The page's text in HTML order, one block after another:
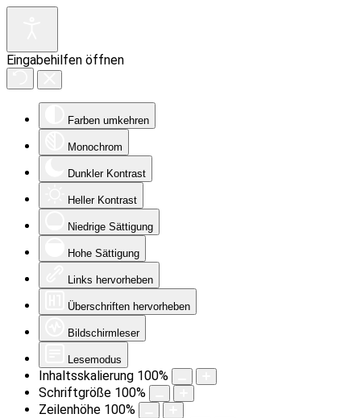
Eingabehilfen öffnen
Farben umkehren
Monochrom
Dunkler Kontrast
Heller Kontrast
Niedrige Sättigung
Hohe Sättigung
Links hervorheben
Überschriften hervorheben
Bildschirmleser
Lesemodus
Inhaltsskalierung 100%
Schriftgröße 100%
Zeilenhöhe 100%